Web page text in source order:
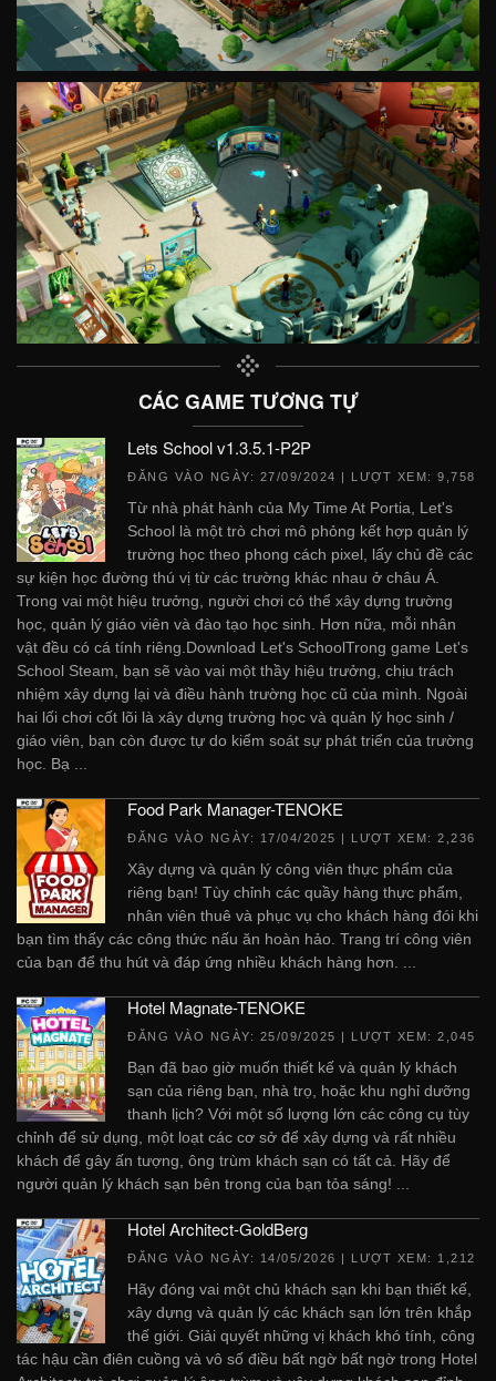
CÁC GAME TƯƠNG TỰ
Lets School v1.3.5.1-P2P
ĐĂNG VÀO NGÀY: 27/09/2024 | LƯỢT XEM: 9,758
Từ nhà phát hành của My Time At Portia, Let's
School là một trò chơi mô phỏng kết hợp quản lý
trường học theo phong cách pixel, lấy chủ đề các
sự kiện học đường thú vị từ các trường khác nhau ở châu Á.
Trong vai một hiệu trưởng, người chơi có thể xây dựng trường
học, quản lý giáo viên và đào tạo học sinh. Hơn nữa, mỗi nhân
vật đều có cá tính riêng.Download Let's SchoolTrong game Let's
School Steam, bạn sẽ vào vai một thầy hiệu trưởng, chịu trách
nhiệm xây dựng lại và điều hành trường học cũ của mình. Ngoài
hai lối chơi cốt lõi là xây dựng trường học và quản lý học sinh /
giáo viên, bạn còn được tự do kiểm soát sự phát triển của trường
học. Bạ ...
Food Park Manager-TENOKE
ĐĂNG VÀO NGÀY: 17/04/2025 | LƯỢT XEM: 2,236
Xây dựng và quản lý công viên thực phẩm của
riêng bạn! Tùy chỉnh các quầy hàng thực phẩm,
nhân viên thuê và phục vụ cho khách hàng đói khi
bạn tìm thấy các công thức nấu ăn hoàn hảo. Trang trí công viên
của bạn để thu hút và đáp ứng nhiều khách hàng hơn. ...
Hotel Magnate-TENOKE
ĐĂNG VÀO NGÀY: 25/09/2025 | LƯỢT XEM: 2,045
Bạn đã bao giờ muốn thiết kế và quản lý khách
sạn của riêng bạn, nhà trọ, hoặc khu nghỉ dưỡng
thanh lịch? Với một số lượng lớn các công cụ tùy
chỉnh để sử dụng, một loạt các cơ sở để xây dựng và rất nhiều
khách để gây ấn tượng, ông trùm khách sạn có tất cả. Hãy để
người quản lý khách sạn bên trong của bạn tỏa sáng! ...
Hotel Architect-GoldBerg
ĐĂNG VÀO NGÀY: 14/05/2026 | LƯỢT XEM: 1,212
Hãy đóng vai một chủ khách sạn khi bạn thiết kế,
xây dựng và quản lý các khách sạn lớn trên khắp
thế giới. Giải quyết những vị khách khó tính, công
tác hậu cần điên cuồng và vô số điều bất ngờ bất ngờ trong Hotel